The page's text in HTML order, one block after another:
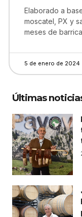
Elaborado a
moscatel, PX y
meses de
5 de enero de 2024
Últimas